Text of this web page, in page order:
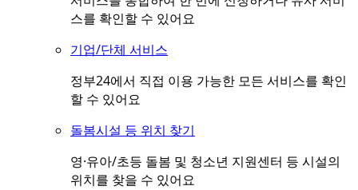
스를 확인할 수 있어요
기업/단체 서비스
정부24에서 직접 이용 가능한 모든 서비스를 확인
할 수 있어요
돌봄시설 등 위치 찾기
영·유아/초등 돌봄 및 청소년 지원센터 등 시설의
위치를 찾을 수 있어요